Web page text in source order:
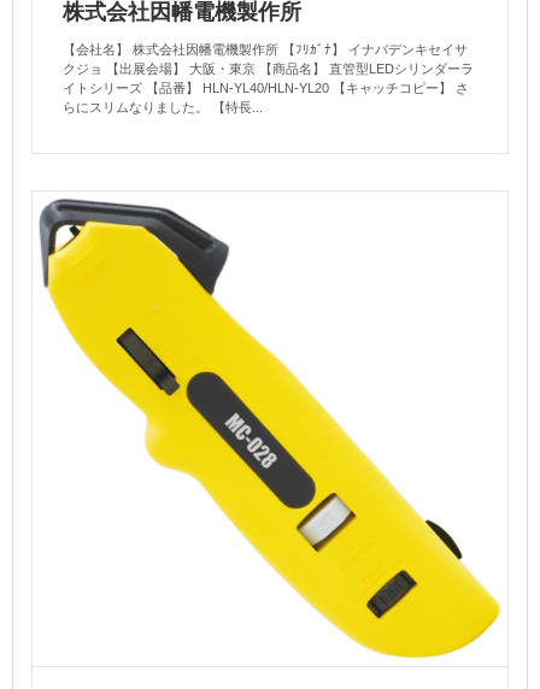
株式会社因幡電機製作所
【会社名】 株式会社因幡電機製作所 【ﾌﾘｶﾞﾅ】 イナバデンキセイサ
クジョ 【出展会場】 大阪・東京 【商品名】 直管型LEDシリンダーラ
イトシリーズ 【品番】 HLN-YL40/HLN-YL20 【キャッチコピー】 さ
らにスリムなりました。 【特長...